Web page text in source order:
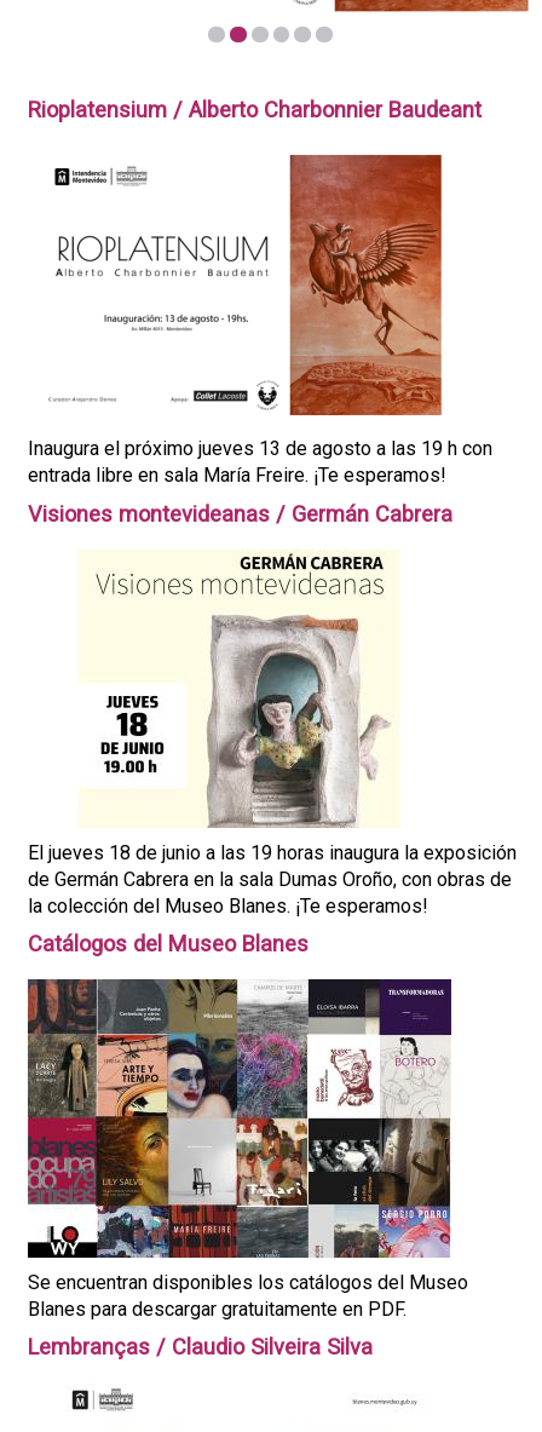
Rioplatensium / Alberto Charbonnier Baudeant
Inaugura el próximo jueves 13 de agosto a las 19 h con
entrada libre en sala María Freire. ¡Te esperamos!
Visiones montevideanas / Germán Cabrera
El jueves 18 de junio a las 19 horas inaugura la exposición
de Germán Cabrera en la sala Dumas Oroño, con obras de
la colección del Museo Blanes. ¡Te esperamos!
Catálogos del Museo Blanes
Se encuentran disponibles los catálogos del Museo
Blanes para descargar gratuitamente en PDF.
Lembranças / Claudio Silveira Silva